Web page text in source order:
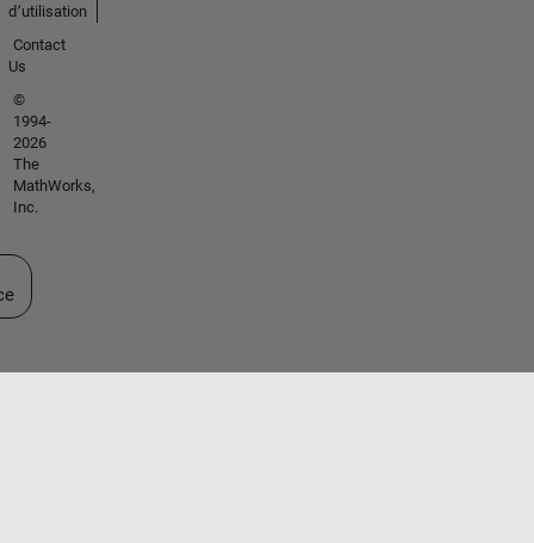
d՚utilisation
Contact
Us
©
1994-
2026
The
MathWorks,
Inc.
un site web